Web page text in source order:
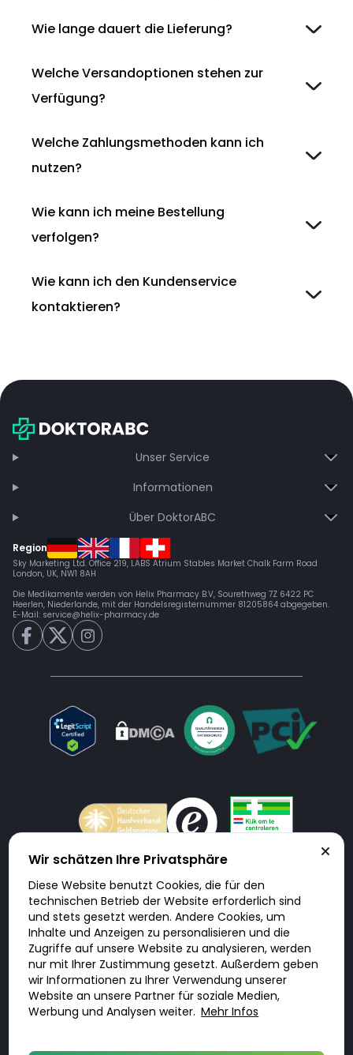
Wie lange dauert die Lieferung?
Welche Versandoptionen stehen zur
Verfügung?
Welche Zahlungsmethoden kann ich
nutzen?
Wie kann ich meine Bestellung
verfolgen?
Wie kann ich den Kundenservice
kontaktieren?
Unser Service
Informationen
Über DoktorABC
Region
Sky Marketing Ltd. Office 219, LABS Atrium Stables Market Chalk Farm Road
London, UK, NW1 8AH
Die Medikamente werden von Helix Pharmacy B.V, Sourethweg 7Z 6422 PC
Heerlen, Niederlande, mit der Handelsregisternummer 81205864 abgegeben.
E-Mail: service@helix-pharmacy.de
Doktorabc.com ist eine Vermittlungsplattform. Doktorabc ist ausdrücklich
keine Internetapotheke. Doktorabc bietet keine Medikamente oder
sonstige Produkte an oder liefert diese. Jegliche Informationen zu
Produkten, Medikamenten und Preisen auf der Internetseite beinhalten
kein Angebot von Doktorabc an Sie. Für die Einhaltung der in Ihrem Land
geltenden Gesetze und sonstigen Rechtsvorschriften sind Sie als Nutzer
selbst verantwortlich. Die Nutzung unseres Services auf Doktorabc durch
Sie erfolgt auf eigenes Risiko und in eigener Verantwortung. Sie erklären,
diese Internetseite aus eigener Initiative zu besuchen und zu nutzen.
Wir schätzen Ihre Privatsphäre
Diese Website benutzt Cookies, die für den
technischen Betrieb der Website erforderlich sind
und stets gesetzt werden. Andere Cookies, um
Inhalte und Anzeigen zu personalisieren und die
Zugriffe auf unsere Website zu analysieren, werden
nur mit Ihrer Zustimmung gesetzt. Außerdem geben
wir Informationen zu Ihrer Verwendung unserer
Website an unsere Partner für soziale Medien,
Werbung und Analysen weiter. Mehr Infos